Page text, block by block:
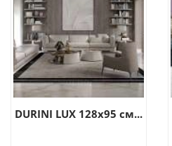
DURINI LUX 128х95 см...